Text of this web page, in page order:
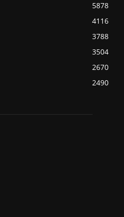
5878
4116
3788
3504
2670
2490